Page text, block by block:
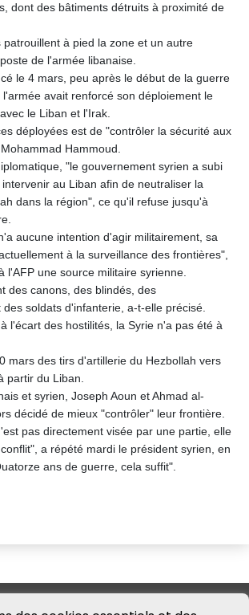
dont des bâtiments détruits à proximité de
patrouillent à pied la zone et un autre
de l'armée libanaise.
le 4 mars, peu après le début de la guerre
avait renforcé son déploiement le
le Liban et l'Irak.
déployées est de "contrôler la sécurité aux
Hammoud.
"le gouvernement syrien a subi
au Liban afin de neutraliser la
dans la région", ce qu'il refuse jusqu'à
aucune intention d'agir militairement, sa
à la surveillance des frontières",
l'AFP une source militaire syrienne.
des canons, des blindés, des
soldats d'infanterie, a-t-elle précisé.
l'écart des hostilités, la Syrie n'a pas été à
mars des tirs d'artillerie du Hezbollah vers
partir du Liban.
et syrien, Joseph Aoun et Ahmad al-
décidé de mieux "contrôler" leur frontière.
pas directement visée par une partie, elle
a répété mardi le président syrien, en
ans de guerre, cela suffit".